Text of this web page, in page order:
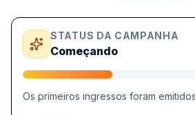
STATUS DA CAMPANHA
Começando
Os primeiros ingressos foram